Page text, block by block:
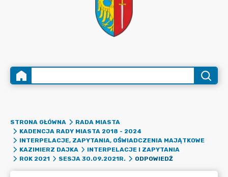
STRONA GŁÓWNA
RADA MIASTA
KADENCJA RADY MIASTA 2018 - 2024
INTERPELACJE, ZAPYTANIA, OŚWIADCZENIA MAJĄTKOWE
KAZIMIERZ DAJKA
INTERPELACJE I ZAPYTANIA
ROK 2021
SESJA 30.09.2021R. ODPOWIEDŹ